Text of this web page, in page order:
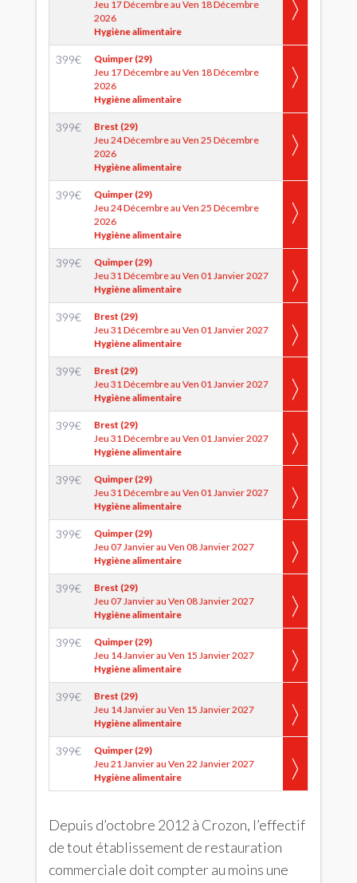
Jeu 17 Décembre au Ven 18 Décembre
2026
Hygiène alimentaire
399€
Quimper (29)
Jeu 17 Décembre au Ven 18 Décembre
2026
Hygiène alimentaire
399€
Brest (29)
Jeu 24 Décembre au Ven 25 Décembre
2026
Hygiène alimentaire
399€
Quimper (29)
Jeu 24 Décembre au Ven 25 Décembre
2026
Hygiène alimentaire
399€
Quimper (29)
Jeu 31 Décembre au Ven 01 Janvier 2027
Hygiène alimentaire
399€
Brest (29)
Jeu 31 Décembre au Ven 01 Janvier 2027
Hygiène alimentaire
399€
Brest (29)
Jeu 31 Décembre au Ven 01 Janvier 2027
Hygiène alimentaire
399€
Brest (29)
Jeu 31 Décembre au Ven 01 Janvier 2027
Hygiène alimentaire
399€
Quimper (29)
Jeu 31 Décembre au Ven 01 Janvier 2027
Hygiène alimentaire
399€
Quimper (29)
Jeu 07 Janvier au Ven 08 Janvier 2027
Hygiène alimentaire
399€
Brest (29)
Jeu 07 Janvier au Ven 08 Janvier 2027
Hygiène alimentaire
399€
Quimper (29)
Jeu 14 Janvier au Ven 15 Janvier 2027
Hygiène alimentaire
399€
Brest (29)
Jeu 14 Janvier au Ven 15 Janvier 2027
Hygiène alimentaire
399€
Quimper (29)
Jeu 21 Janvier au Ven 22 Janvier 2027
Hygiène alimentaire
Depuis d’octobre 2012 à Crozon, l’effectif
de tout établissement de restauration
commerciale doit compter au moins une